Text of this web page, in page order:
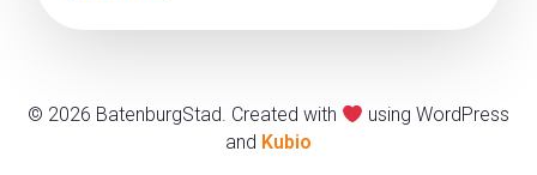
© 2026 BatenburgStad. Created with
using WordPress
and Kubio